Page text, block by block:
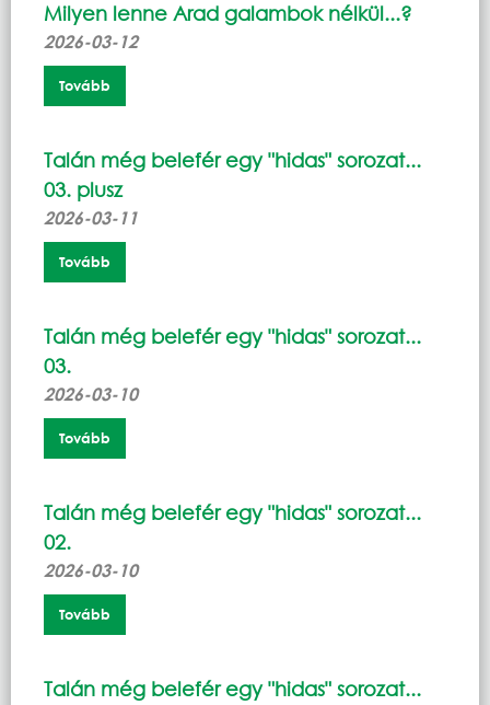
Milyen lenne Arad galambok nélkül...?
2026-03-12
Tovább
Talán még belefér egy "hidas" sorozat...
03. plusz
2026-03-11
Tovább
Talán még belefér egy "hidas" sorozat...
03.
2026-03-10
Tovább
Talán még belefér egy "hidas" sorozat...
02.
2026-03-10
Tovább
Talán még belefér egy "hidas" sorozat...